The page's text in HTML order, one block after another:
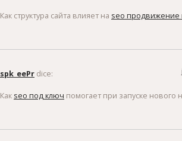
Как структура сайта влияет на seo продвижение
spk_eePr dice:
Как seo под ключ помогает при запуске нового